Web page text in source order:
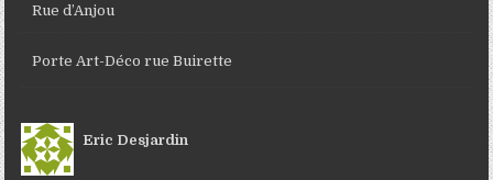
Rue d’Anjou
Porte Art-Déco rue Buirette
Eric Desjardin